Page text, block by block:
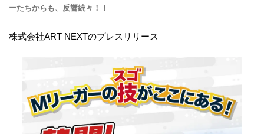
ーたちからも、反響続々！！
株式会社ART NEXTのプレスリリース